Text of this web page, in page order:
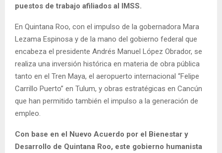
puestos de trabajo afiliados al IMSS.
En Quintana Roo, con el impulso de la gobernadora Mara
Lezama Espinosa y de la mano del gobierno federal que
encabeza el presidente Andrés Manuel López Obrador, se
realiza una inversión histórica en materia de obra pública
tanto en el Tren Maya, el aeropuerto internacional “Felipe
Carrillo Puerto” en Tulum, y obras estratégicas en Cancún
que han permitido también el impulso a la generación de
empleo.
Con base en el Nuevo Acuerdo por el Bienestar y
Desarrollo de Quintana Roo, este gobierno humanista